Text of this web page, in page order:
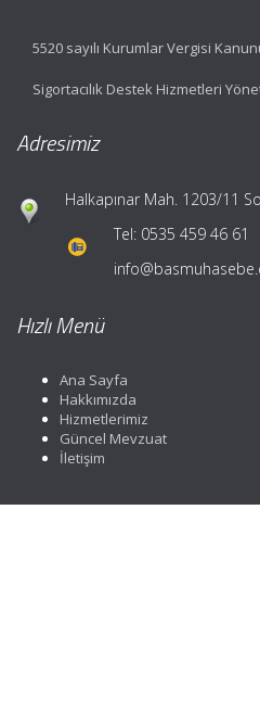
5520 sayılı Kurumlar Vergisi
Sigortacılık Destek Hizmetleri
Adresimiz
Halkapınar Mah. 1203/11
Tel: 0535 459 46 61
Hızlı Menü
Ana Sayfa
Hakkımızda
Hizmetlerimiz
Güncel Mevzuat
İletişim